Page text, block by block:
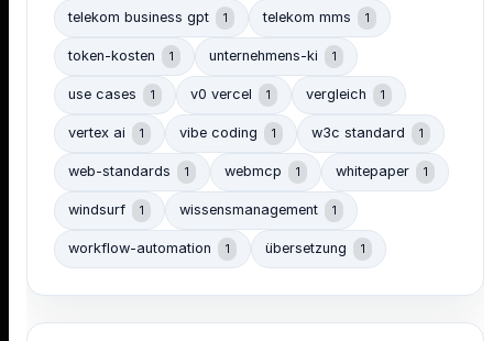
telekom business gpt 1 telekom mms 1
token-kosten 1 unternehmens-ki 1
use cases 1 v0 vercel 1 vergleich 1
vertex ai 1 vibe coding 1 w3c standard 1
web-standards 1 webmcp 1 whitepaper 1
windsurf 1 wissensmanagement 1
workflow-automation 1 übersetzung 1